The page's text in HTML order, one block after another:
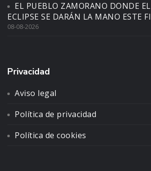
EL PUEBLO ZAMORANO DONDE
ECLIPSE SE DARÁN LA MANO ESTE
08-08-2026
Privacidad
Aviso legal
Política de privacidad
Política de cookies